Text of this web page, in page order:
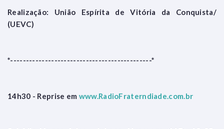
Realização: União Espírita de Vitória da Conquista/
(UEVC)
*---------------------------------------------*
14h30 - Reprise em www.RadioFraterndiade.com.br